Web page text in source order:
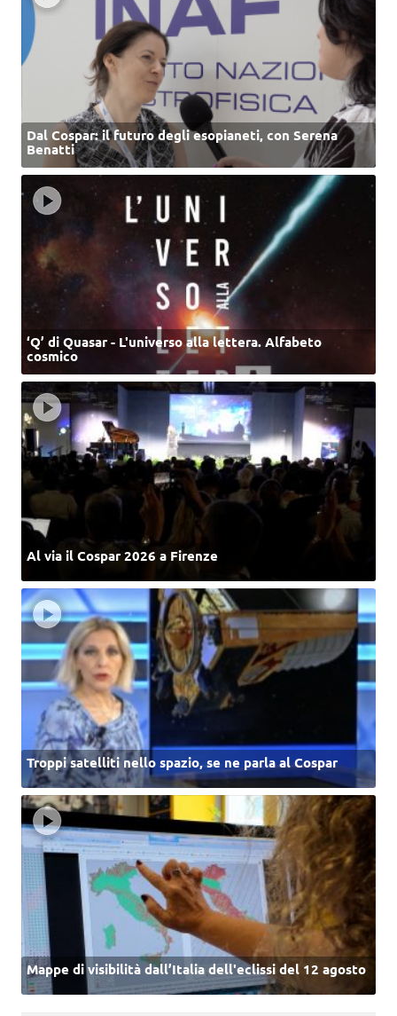
Dal Cospar: il futuro degli esopianeti, con Serena
Benatti
‘Q’ di Quasar - L'universo alla lettera. Alfabeto
cosmico
Al via il Cospar 2026 a Firenze
Troppi satelliti nello spazio, se ne parla al Cospar
Mappe di visibilità dall’Italia dell'eclissi del 12 agosto